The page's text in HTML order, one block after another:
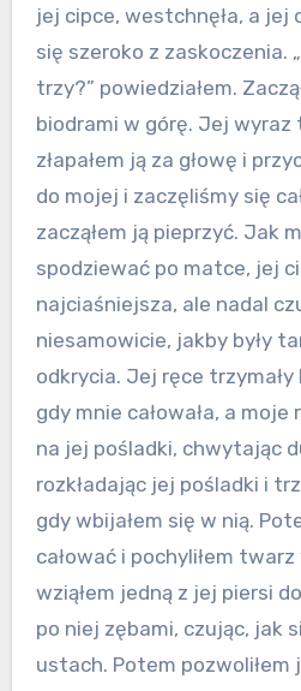
jej cipce, westchnęła, a jej
się szeroko z zaskoczenia.
trzy?” powiedziałem.
biodrami w górę. Jej wyraz
złapałem ją za głowę i
do mojej i zaczęliśmy się
zacząłem ją pieprzyć. Jak
spodziewać po matce, jej
najciaśniejsza, ale nadal
niesamowicie, jakby były
odkrycia. Jej ręce
gdy mnie całowała, a moje
na jej pośladki, chwytając
rozkładając jej pośladki i
gdy wbijałem się w nią.
całować i pochyliłem
wziąłem jedną z jej piersi
po niej zębami, czując, jak
ustach. Potem pozwoliłem